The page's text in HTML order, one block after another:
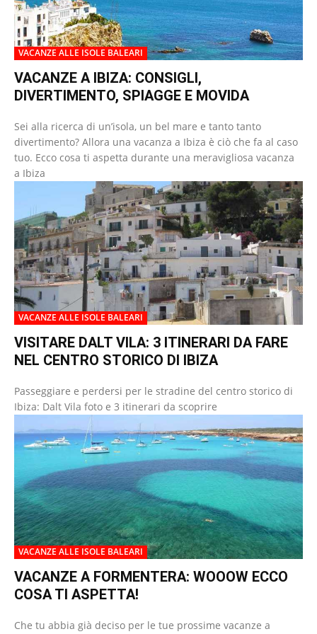
VACANZE ALLE ISOLE BALEARI
VACANZE A IBIZA: CONSIGLI,
DIVERTIMENTO, SPIAGGE E MOVIDA
Sei alla ricerca di un’isola, un bel mare e tanto tanto
divertimento? Allora una vacanza a Ibiza è ciò che fa al caso
tuo. Ecco cosa ti aspetta durante una meravigliosa vacanza
a Ibiza
VACANZE ALLE ISOLE BALEARI
VISITARE DALT VILA: 3 ITINERARI DA FARE
NEL CENTRO STORICO DI IBIZA
Passeggiare e perdersi per le stradine del centro storico di
Ibiza: Dalt Vila foto e 3 itinerari da scoprire
VACANZE ALLE ISOLE BALEARI
VACANZE A FORMENTERA: WOOOW ECCO
COSA TI ASPETTA!
Che tu abbia già deciso per le tue prossime vacanze a